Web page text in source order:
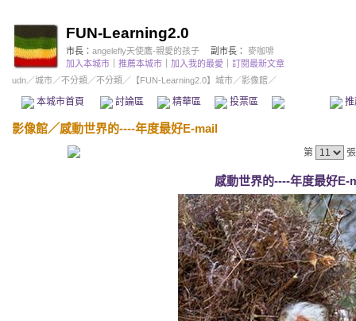
FUN-Learning2.0
市長： angelefly天使鷹-親愛的孩子 副市長：
麥咖啡
加入本城市
推薦本城市 加入我的最愛
訂閱最新文章
udn／城市／不分類 ／不分類 ／ 【FUN-Learning2.0】城市／影像館／
本城市首頁 討論區 精華區 投票區 影像館
影像館／感動世界的----年度最好E-mail
第
感動世界的----年度最好E-